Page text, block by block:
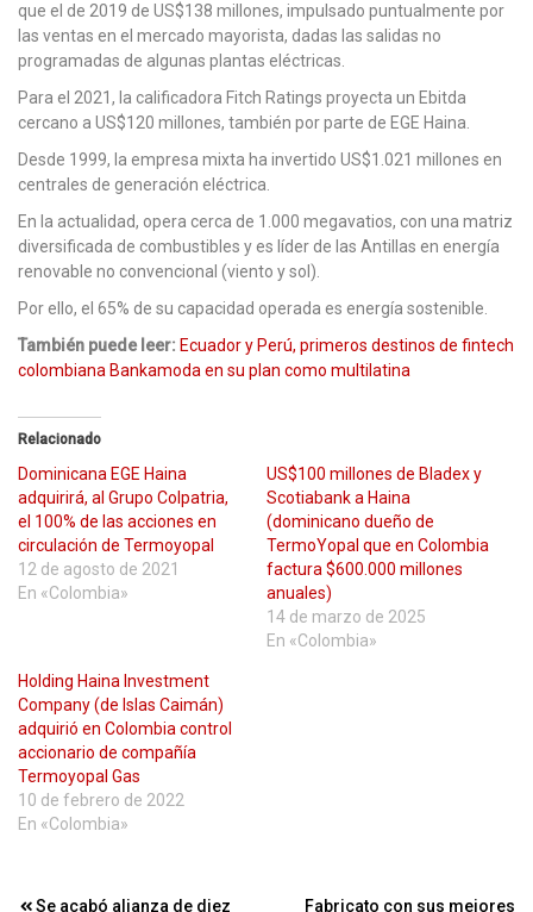
que el de 2019 de US$138 millones, impulsado puntualmente por
las ventas en el mercado mayorista, dadas las salidas no
programadas de algunas plantas eléctricas.
Para el 2021, la calificadora Fitch Ratings proyecta un Ebitda
cercano a US$120 millones, también por parte de EGE Haina.
Desde 1999, la empresa mixta ha invertido US$1.021 millones en
centrales de generación eléctrica.
En la actualidad, opera cerca de 1.000 megavatios, con una matriz
diversificada de combustibles y es líder de las Antillas en energía
renovable no convencional (viento y sol).
Por ello, el 65% de su capacidad operada es energía sostenible.
También puede leer: Ecuador y Perú, primeros destinos de fintech
colombiana Bankamoda en su plan como multilatina
Relacionado
Dominicana EGE Haina
adquirirá, al Grupo Colpatria,
el 100% de las acciones en
circulación de Termoyopal
12 de agosto de 2021
En «Colombia»
US$100 millones de Bladex y
Scotiabank a Haina
(dominicano dueño de
TermoYopal que en Colombia
factura $600.000 millones
anuales)
14 de marzo de 2025
En «Colombia»
Holding Haina Investment
Company (de Islas Caimán)
adquirió en Colombia control
accionario de compañía
Termoyopal Gas
10 de febrero de 2022
En «Colombia»
Se acabó alianza de diez Fabricato con sus mejores